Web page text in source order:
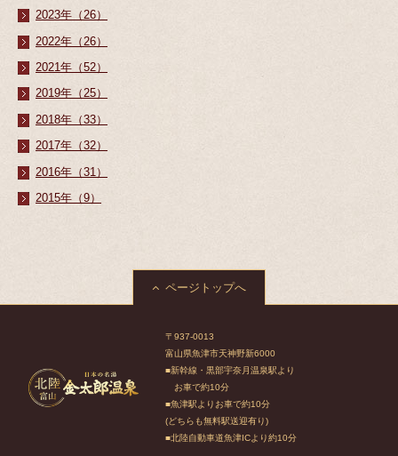
2023年（26）
2022年（26）
2021年（52）
2019年（25）
2018年（33）
2017年（32）
2016年（31）
2015年（9）
ページトップへ
〒937-0013
富山県魚津市天神野新6000
■新幹線・黒部宇奈月温泉駅より
お車で約10分
■魚津駅よりお車で約10分
(どちらも無料駅送迎有り)
■北陸自動車道魚津ICより約10分